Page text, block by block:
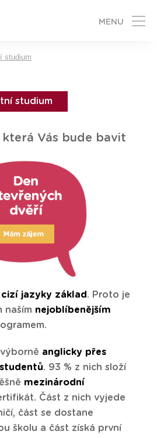
MENU
studium
studium
Vás bude bavit
cizí jazyky základ . Proto je
naším nejoblíbenějším
anglicky přes
. 93 % z nich složí
mezinárodní
Část z nich vyjede
část se dostane
školu a část získá první